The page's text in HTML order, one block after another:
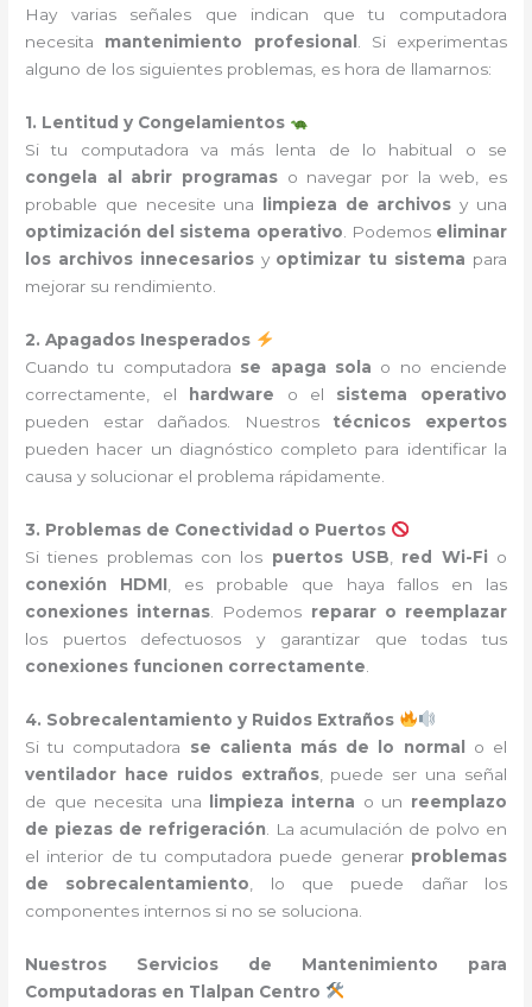
Hay varias señales que indican que tu computadora
necesita mantenimiento profesional . Si experimentas
alguno de los siguientes problemas, es hora de llamarnos:
1. Lentitud y Congelamientos
Si tu computadora va más lenta de lo habitual o se
congela al abrir programas o navegar por la web, es
probable que necesite una
limpieza de archivos y una
optimización del sistema operativo . Podemos eliminar
los archivos innecesariosy optimizar tu sistema para
mejorar su rendimiento.
2. Apagados Inesperados
Cuando tu computadora se apaga sola o no enciende
correctamente, el
hardware o el sistema operativo
pueden estar dañados. Nuestros técnicos expertos
pueden hacer un diagnóstico completo para identificar la
causa y solucionar el problema rápidamente.
3. Problemas de Conectividad o Puertos
Si tienes problemas con los puertos USB red Wi-Fi o
conexión HDMI , es probable que haya fallos en las
conexiones internas . Podemos reparar o reemplazar
los puertos defectuosos y garantizar que todas tus
conexiones funcionen correctamente
4. Sobrecalentamiento y Ruidos Extraños
Si tu computadora se calienta más de lo normal
o el
ventilador hace ruidos extraños, puede ser una señal
de que necesita una
limpieza interna o un reemplazo
de piezas de refrigeración . La acumulación de polvo en
el interior de tu computadora puede generar problemas
de sobrecalentamiento , lo que puede dañar los
componentes internos si no se soluciona.
Nuestros Servicios de Mantenimiento para
Computadoras en Tlalpan Centro